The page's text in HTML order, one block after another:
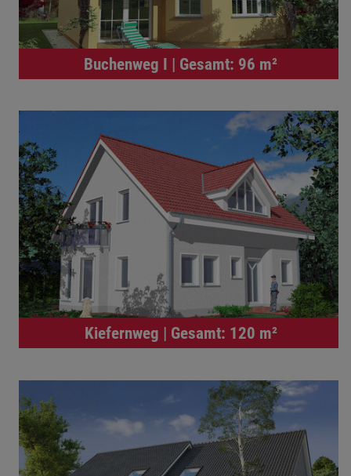
Buchenweg I | Gesamt: 96 m²
Kiefernweg | Gesamt: 120 m²